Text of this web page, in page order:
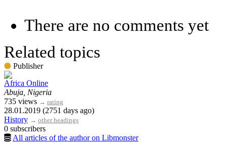
There are no comments yet
Related topics
Publisher
Africa Online
Abuja, Nigeria
735 views → rating
28.01.2019 (2751 days ago)
History → other headings
0 subscribers
All articles of the author on Libmonster